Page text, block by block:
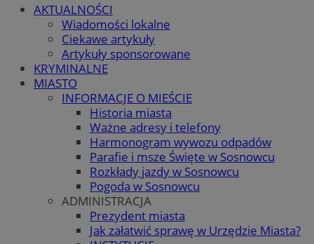
AKTUALNOŚCI
Wiadomości lokalne
Ciekawe artykuły
Artykuły sponsorowane
KRYMINALNE
MIASTO
INFORMACJE O MIEŚCIE
Historia miasta
Ważne adresy i telefony
Harmonogram wywozu odpadów
Parafie i msze Święte w Sosnowcu
Rozkłady jazdy w Sosnowcu
Pogoda w Sosnowcu
ADMINISTRACJA
Prezydent miasta
Jak załatwić sprawę w Urzędzie Miasta?